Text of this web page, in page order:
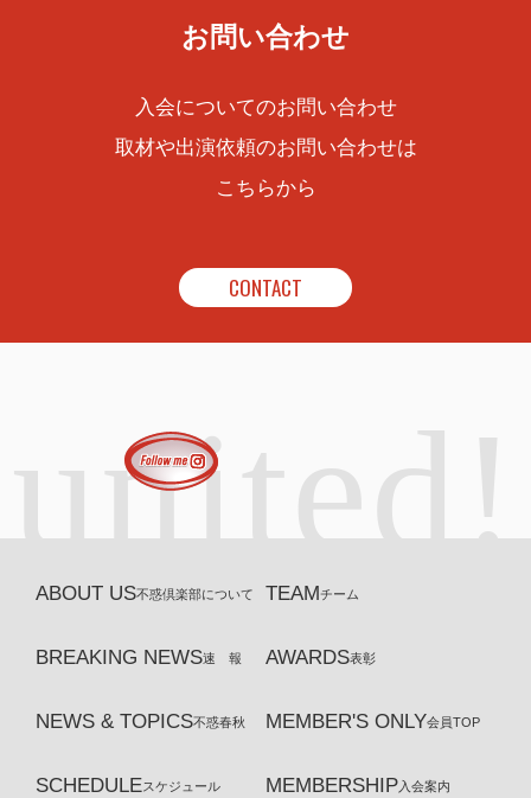
お問い合わせ
入会についてのお問い合わせ
取材や出演依頼のお問い合わせは
こちらから
CONTACT
united!
ABOUT US不惑倶楽部について
BREAKING NEWS速 報
NEWS & TOPICS不惑春秋
SCHEDULEスケジュール
TEAMチーム
AWARDS表彰
MEMBER'S ONLY会員TOP
MEMBERSHIP 入会案内